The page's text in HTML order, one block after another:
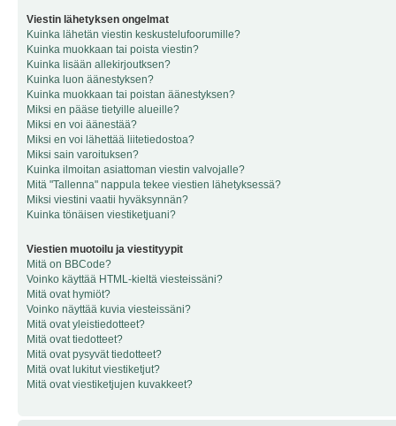
Viestin lähetyksen ongelmat
Kuinka lähetän viestin keskustelufoorumille?
Kuinka muokkaan tai poista viestin?
Kuinka lisään allekirjoutksen?
Kuinka luon äänestyksen?
Kuinka muokkaan tai poistan äänestyksen?
Miksi en pääse tietyille alueille?
Miksi en voi äänestää?
Miksi en voi lähettää liitetiedostoa?
Miksi sain varoituksen?
Kuinka ilmoitan asiattoman viestin valvojalle?
Mitä "Tallenna" nappula tekee viestien lähetyksessä?
Miksi viestini vaatii hyväksynnän?
Kuinka tönäisen viestiketjuani?
Viestien muotoilu ja viestityypit
Mitä on BBCode?
Voinko käyttää HTML-kieltä viesteissäni?
Mitä ovat hymiöt?
Voinko näyttää kuvia viesteissäni?
Mitä ovat yleistiedotteet?
Mitä ovat tiedotteet?
Mitä ovat pysyvät tiedotteet?
Mitä ovat lukitut viestiketjut?
Mitä ovat viestiketjujen kuvakkeet?